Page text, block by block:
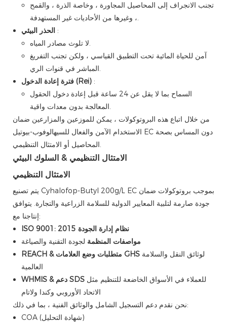
تجنب الانجراف إلى المحاصيل المجاورة ، وخاصة الذرة ، والقمح
، وغيرها من الأحاديات غير المستهدفة.
:
لا تلوث مصادر المياه.
آمن للحياة المائية تحت التطبيق القياسي ، ولكن تجنب التفريغ
المباشر في قنوات الري.
فترة إعادة الدخول (Rei) :
السماح بما لا يقل عن 24 ساعة قبل إعادة دخول الحقول
المعالجة بدون معدات واقية.
من خلال اتباع هذه البروتوكولات ، يمكن للموزعين والمزارعين ضمان
الاستخدام الآمن والفعال للسيهالوفوب-بيوتيل EC دون المساس بصحة
المحاصيل أو الامتثال التنظيمي.
الامتثال التنظيمي & السلوك البيئي
الامتثال التنظيمي
يتم تصنيع Cyhalofop-Butyl 200g/L EC بموجب بروتوكولات ضمان
جودة صارمة لتلبية المعايير الدولية للسلامة الزراعية والتجارة. يتوافق
إنتاجنا مع:
ISO 9001: 2015 نظام إدارة الجودة
مواصفات المنظمة لجودة التقنية والصياغة
REACH & متطلبات وضع العلامات GHS لوثائق النقل والسلامة
العالمية
WHMIS & دعم SDS للعملاء في الأسواق الخاضعة للتنظيم مثل
الاتحاد الأوروبي وكندا ولاتام
نحن نقدم دعم التسجيل الشامل والوثائق الفنية ، بما في ذلك:
COA (شهادة التحليل)